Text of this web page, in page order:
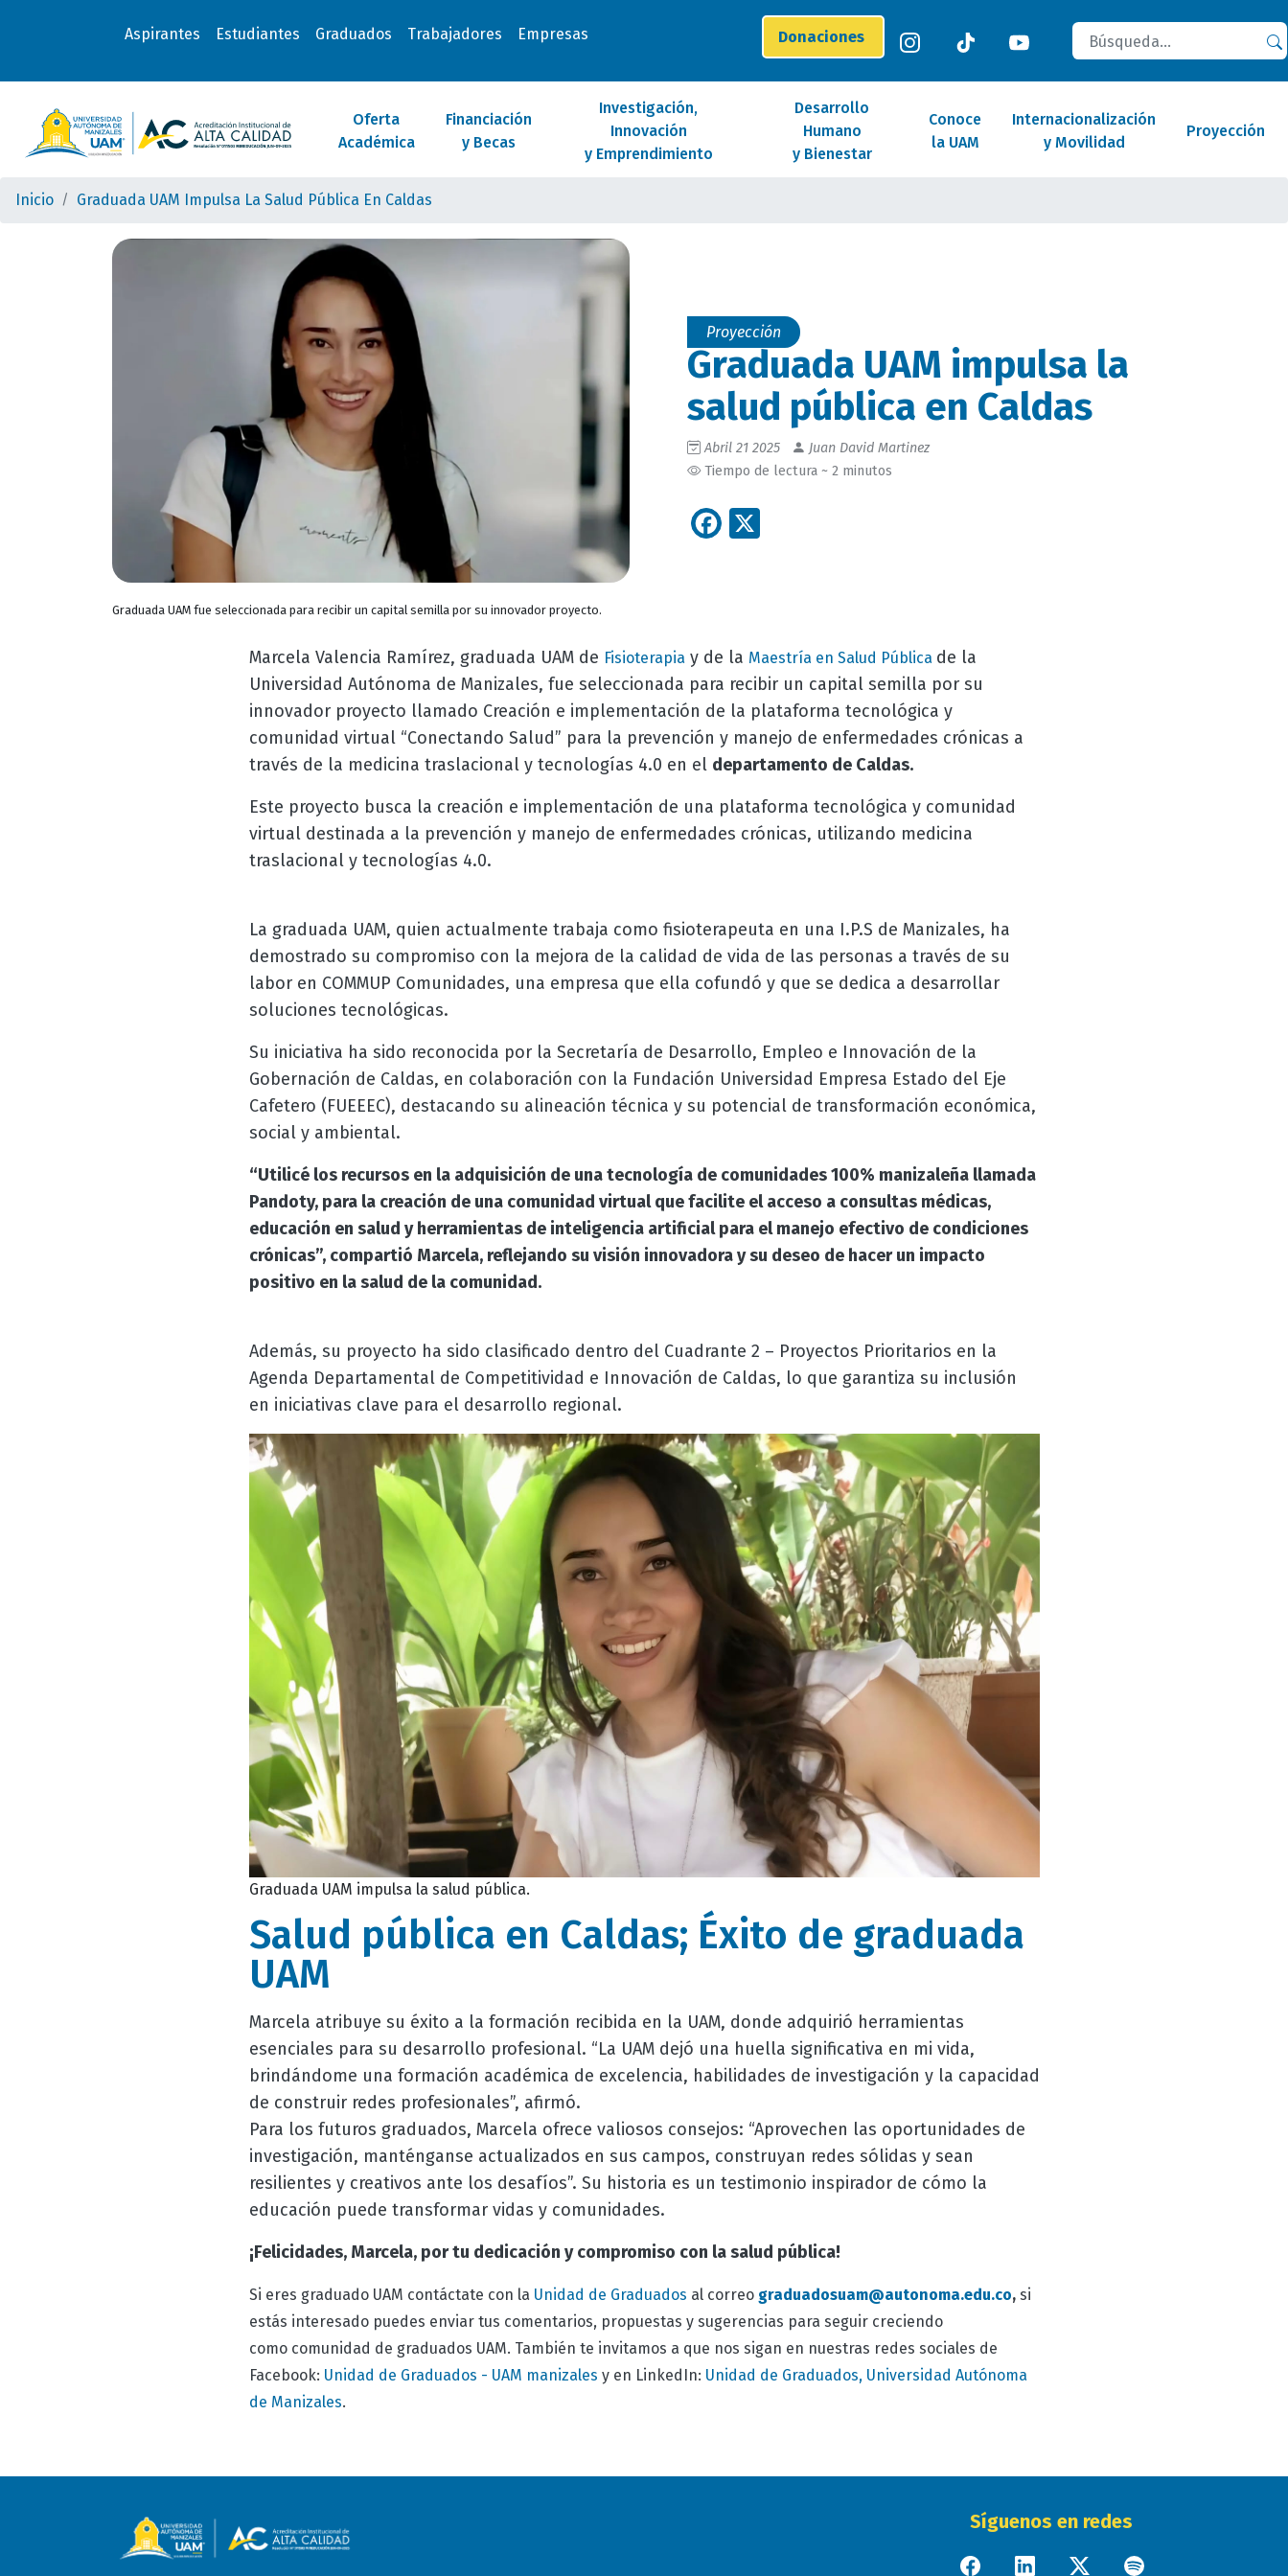
Aspirantes Estudiantes Graduados Trabajadores Empresas Donaciones
Buscar
Oferta
Académica
Financiación
y Becas
Investigación,
Innovación
y Emprendimiento
Desarrollo
Humano
y Bienestar
Conoce
la UAM
Internacionalización
y Movilidad
Proyección
Inicio Graduada UAM Impulsa La Salud Pública En Caldas
Graduada UAM fue seleccionada para recibir un capital semilla por su innovador proyecto.
Proyección
Graduada UAM impulsa la
salud pública en Caldas
Abril 21 2025
Juan David Martinez
Tiempo de lectura ~ 2 minutos
Facebook
Marcela Valencia Ramírez, graduada UAM de Fisioterapiay de la Maestría en Salud Pública de la
Universidad Autónoma de Manizales, fue seleccionada para recibir un capital semilla por su
innovador proyecto llamado Creación e implementación de la plataforma tecnológica y
comunidad virtual “Conectando Salud” para la prevención y manejo de enfermedades crónicas a
través de la medicina traslacional y tecnologías 4.0 en el departamento de Caldas.
Este proyecto busca la creación e implementación de una plataforma tecnológica y comunidad
virtual destinada a la prevención y manejo de enfermedades crónicas, utilizando medicina
traslacional y tecnologías 4.0.
La graduada UAM, quien actualmente trabaja como fisioterapeuta en una I.P.S de Manizales, ha
demostrado su compromiso con la mejora de la calidad de vida de las personas a través de su
labor en COMMUP Comunidades, una empresa que ella cofundó y que se dedica a desarrollar
soluciones tecnológicas.
Su iniciativa ha sido reconocida por la Secretaría de Desarrollo, Empleo e Innovación de la
Gobernación de Caldas, en colaboración con la Fundación Universidad Empresa Estado del Eje
Cafetero (FUEEEC), destacando su alineación técnica y su potencial de transformación económica,
social y ambiental.
“Utilicé los recursos en la adquisición de una tecnología de comunidades 100% manizaleña llamada
Pandoty, para la creación de una comunidad virtual que facilite el acceso a consultas médicas,
educación en salud y herramientas de inteligencia artificial para el manejo efectivo de condiciones
crónicas”, compartió Marcela, reflejando su visión innovadora y su deseo de hacer un impacto
positivo en la salud de la comunidad.
Además, su proyecto ha sido clasificado dentro del Cuadrante 2 – Proyectos Prioritarios en la
Agenda Departamental de Competitividad e Innovación de Caldas, lo que garantiza su inclusión
en iniciativas clave para el desarrollo regional.
Graduada UAM impulsa la salud pública.
Salud pública en Caldas; Éxito de graduada
UAM
Marcela atribuye su éxito a la formación recibida en la UAM, donde adquirió herramientas
esenciales para su desarrollo profesional. “La UAM dejó una huella significativa en mi vida,
brindándome una formación académica de excelencia, habilidades de investigación y la capacidad
de construir redes profesionales”, afirmó.
Para los futuros graduados, Marcela ofrece valiosos consejos: “Aprovechen las oportunidades de
investigación, manténganse actualizados en sus campos, construyan redes sólidas y sean
resilientes y creativos ante los desafíos”. Su historia es un testimonio inspirador de cómo la
educación puede transformar vidas y comunidades.
¡Felicidades, Marcela, por tu dedicación y compromiso con la salud pública!
Si eres graduado UAM contáctate con la Unidad de Graduados al correo graduadosuam@autonoma.edu.co, si
estás interesado puedes enviar tus comentarios, propuestas y sugerencias para seguir creciendo
como comunidad de graduados UAM. También te invitamos a que nos sigan en nuestras redes sociales de
Facebook: Unidad de Graduados - UAM manizales y en LinkedIn: Unidad de Graduados, Universidad Autónoma
de Manizales.
Síguenos en redes